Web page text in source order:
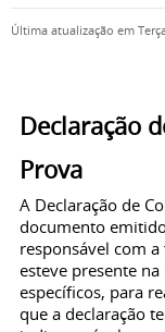
Última atualização em
Declaração
Prova
A Declaração de
documento
responsável com
esteve presente
específicos, para
que a declaração